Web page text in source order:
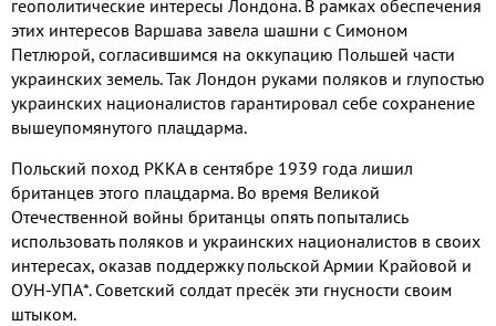
геополитические интересы Лондона. В рамках обеспечения
этих интересов Варшава завела шашни с Симоном
Петлюрой, согласившимся на оккупацию Польшей части
украинских земель. Так Лондон руками поляков и глупостью
украинских националистов гарантировал себе сохранение
вышеупомянутого плацдарма.
Польский поход РККА в сентябре 1939 года лишил
британцев этого плацдарма. Во время Великой
Отечественной войны британцы опять попытались
использовать поляков и украинских националистов в своих
интересах, оказав поддержку польской Армии Крайовой и
ОУН-УПА*. Советский солдат пресёк эти гнусности своим
штыком.